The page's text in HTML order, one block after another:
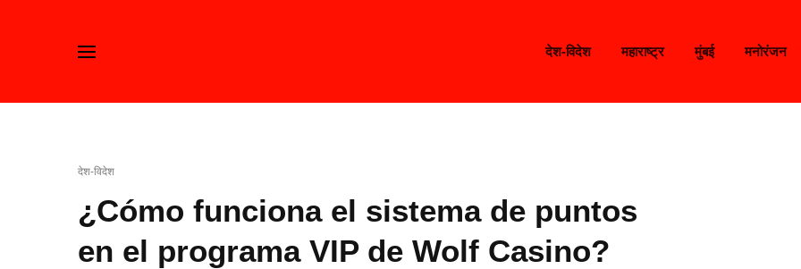
देश-विदेश महाराष्ट्र मुंबई मनोरंजन
देश-विदेश
¿Cómo funciona el sistema de puntos
en el programa VIP de Wolf Casino?